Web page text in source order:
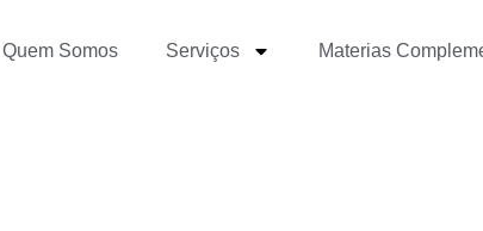
Quem Somos Serviços Materias